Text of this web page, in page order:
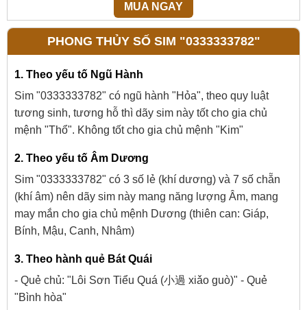
MUA NGAY
PHONG THỦY SỐ SIM "0333333782"
1. Theo yếu tố Ngũ Hành
Sim "0333333782" có ngũ hành "Hỏa", theo quy luật
tương sinh, tương hỗ thì dãy sim này tốt cho gia chủ
mệnh "Thổ". Không tốt cho gia chủ mệnh "Kim"
2. Theo yếu tố Âm Dương
Sim "0333333782" có 3 số lẻ (khí dương) và 7 số chẵn
(khí âm) nên dãy sim này mang năng lượng Âm, mang
may mắn cho gia chủ mệnh Dương (thiên can: Giáp,
Bính, Mậu, Canh, Nhâm)
3. Theo hành quẻ Bát Quái
- Quẻ chủ: "Lôi Sơn Tiểu Quá (小過 xiǎo guò)" - Quẻ
"Bình hòa"